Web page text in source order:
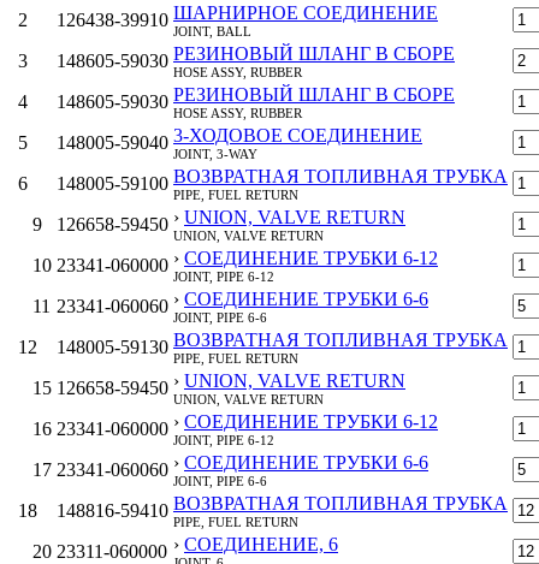
2 126438-39910 ШАРНИРНОЕ СОЕДИНЕНИЕ
JOINT, BALL
3 148605-59030 РЕЗИНОВЫЙ ШЛАНГ В СБОРЕ
HOSE ASSY, RUBBER
4 148605-59030 РЕЗИНОВЫЙ ШЛАНГ В СБОРЕ
HOSE ASSY, RUBBER
5 148005-59040 3-ХОДОВОЕ СОЕДИНЕНИЕ
JOINT, 3-WAY
6 148005-59100 ВОЗВРАТНАЯ ТОПЛИВНАЯ ТРУБКА
PIPE, FUEL RETURN
9 126658-59450 › UNION, VALVE RETURN
UNION, VALVE RETURN
10 23341-060000 › СОЕДИНЕНИЕ ТРУБКИ 6-12
JOINT, PIPE 6-12
11 23341-060060 › СОЕДИНЕНИЕ ТРУБКИ 6-6
JOINT, PIPE 6-6
12 148005-59130 ВОЗВРАТНАЯ ТОПЛИВНАЯ ТРУБКА
PIPE, FUEL RETURN
15 126658-59450 › UNION, VALVE RETURN
UNION, VALVE RETURN
16 23341-060000 › СОЕДИНЕНИЕ ТРУБКИ 6-12
JOINT, PIPE 6-12
17 23341-060060 › СОЕДИНЕНИЕ ТРУБКИ 6-6
JOINT, PIPE 6-6
18 148816-59410 ВОЗВРАТНАЯ ТОПЛИВНАЯ ТРУБКА
PIPE, FUEL RETURN
20 23311-060000 › СОЕДИНЕНИЕ, 6